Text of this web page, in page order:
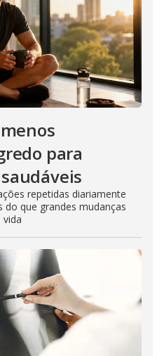
para
repetidas diariamente
que grandes mudanças